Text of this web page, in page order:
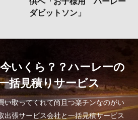
ダビットソン」
いくら？？ハーレーの
括見積りサービス
い取ってくれて尚且つ楽チンなのがい
出張サービス会社と一括見積サービス